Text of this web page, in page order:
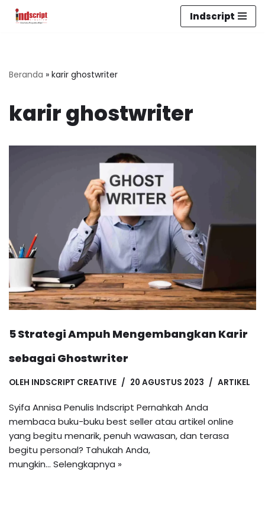
Indscript
Beranda » karir ghostwriter
karir ghostwriter
5 Strategi Ampuh Mengembangkan Karir
sebagai Ghostwriter
OLEH INDSCRIPT CREATIVE 20 AGUSTUS 2023 ARTIKEL
Syifa Annisa Penulis Indscript Pernahkah Anda
membaca buku-buku best seller atau artikel online
yang begitu menarik, penuh wawasan, dan terasa
begitu personal? Tahukah Anda,
mungkin… Selengkapnya »